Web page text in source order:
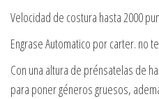
Velocidad de costura hasta 2000
Engrase Automatico por carter. no
Con una altura de prénsatelas de
para poner géneros gruesos,